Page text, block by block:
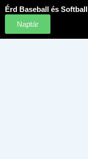
Skip
to
content
Érd Baseball és
Naptár